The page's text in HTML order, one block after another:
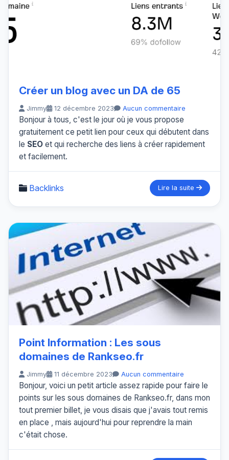
Créer un blog avec un DA de 65
Jimmy 12 décembre 2023 Aucun commentaire
Bonjour à tous, c'est le jour où je vous propose
gratuitement ce petit lien pour ceux qui débutent dans
le SEO et qui recherche des liens à créer rapidement
et facilement.
Backlinks Lire la suite
Point Information : Les sous
domaines de Rankseo.fr
Jimmy 11 décembre 2023 Aucun commentaire
Bonjour, voici un petit article assez rapide pour faire le
points sur les sous domaines de Rankseo.fr, dans mon
tout premier billet, je vous disais que j'avais tout remis
en place , mais aujourd'hui pour reprendre la main
c'était chose.